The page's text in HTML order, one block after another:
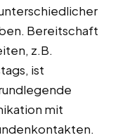
Bereitschaft
z.B.
ist
mit